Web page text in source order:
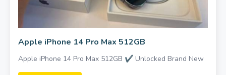
3000 Una volta
Apple iPhone 14 Pro Max 512GB
Apple iPhone 14 Pro Max 512GB ✔ Unlocked Brand New